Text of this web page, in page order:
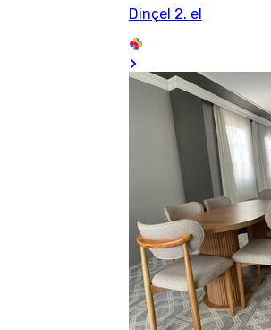
Dinçel 2. el